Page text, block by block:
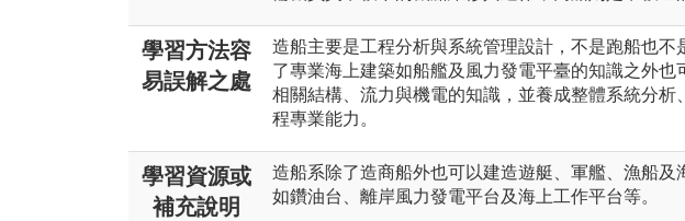
學習方法容
易誤解之處
造船主要是工程分析與系統管理設計，不是跑船也不
了專業海上建築如船艦及風力發電平臺的知識之外也
相關結構、流力與機電的知識，並養成整體系統分析
程專業能力。
學習資源或
補充說明
造船系除了造商船外也可以建造遊艇、軍艦、漁船及
如鑽油台、離岸風力發電平台及海上工作平台等。